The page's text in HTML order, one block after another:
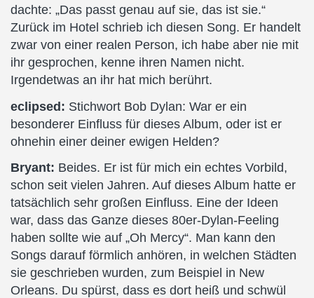
dachte: „Das passt genau auf sie, das ist sie.“
Zurück im Hotel schrieb ich diesen Song. Er handelt
zwar von einer realen Person, ich habe aber nie mit
ihr gesprochen, kenne ihren Namen nicht.
Irgendetwas an ihr hat mich berührt.
eclipsed: Stichwort Bob Dylan: War er ein
besonderer Einfluss für dieses Album, oder ist er
ohnehin einer deiner ewigen Helden?
Bryant: Beides. Er ist für mich ein echtes Vorbild,
schon seit vielen Jahren. Auf dieses Album hatte er
tatsächlich sehr großen Einfluss. Eine der Ideen
war, dass das Ganze dieses 80er-Dylan-Feeling
haben sollte wie auf „Oh Mercy“. Man kann den
Songs darauf förmlich anhören, in welchen Städten
sie geschrieben wurden, zum Beispiel in New
Orleans. Du spürst, dass es dort heiß und schwül